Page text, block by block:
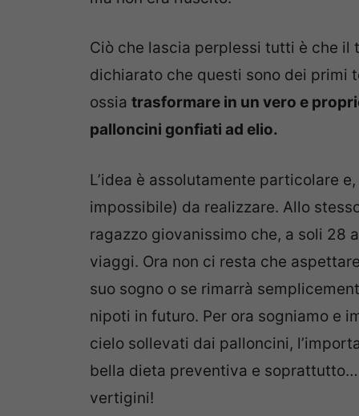
Ciò che lascia perplessi tutti è che il
dichiarato che questi sono dei primi
ossia trasformare in un vero e
palloncini gonfiati ad elio.
L’idea è assolutamente particolare
impossibile) da realizzare. Allo
ragazzo giovanissimo che, a soli 28
viaggi. Ora non ci resta che
suo sogno o se rimarrà
nipoti in futuro. Per ora sogniamo e
cielo sollevati dai palloncini,
bella dieta preventiva e
vertigini!